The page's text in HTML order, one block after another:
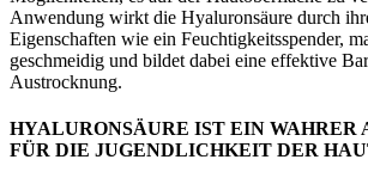
Anwendung wirkt die Hyaluronsäure durch
Eigenschaften wie ein Feuchtigkeitsspender,
geschmeidig und bildet dabei eine effektive
Austrocknung.
HYALURONSÄURE IST EIN WAHRER
FÜR DIE JUGENDLICHKEIT DER